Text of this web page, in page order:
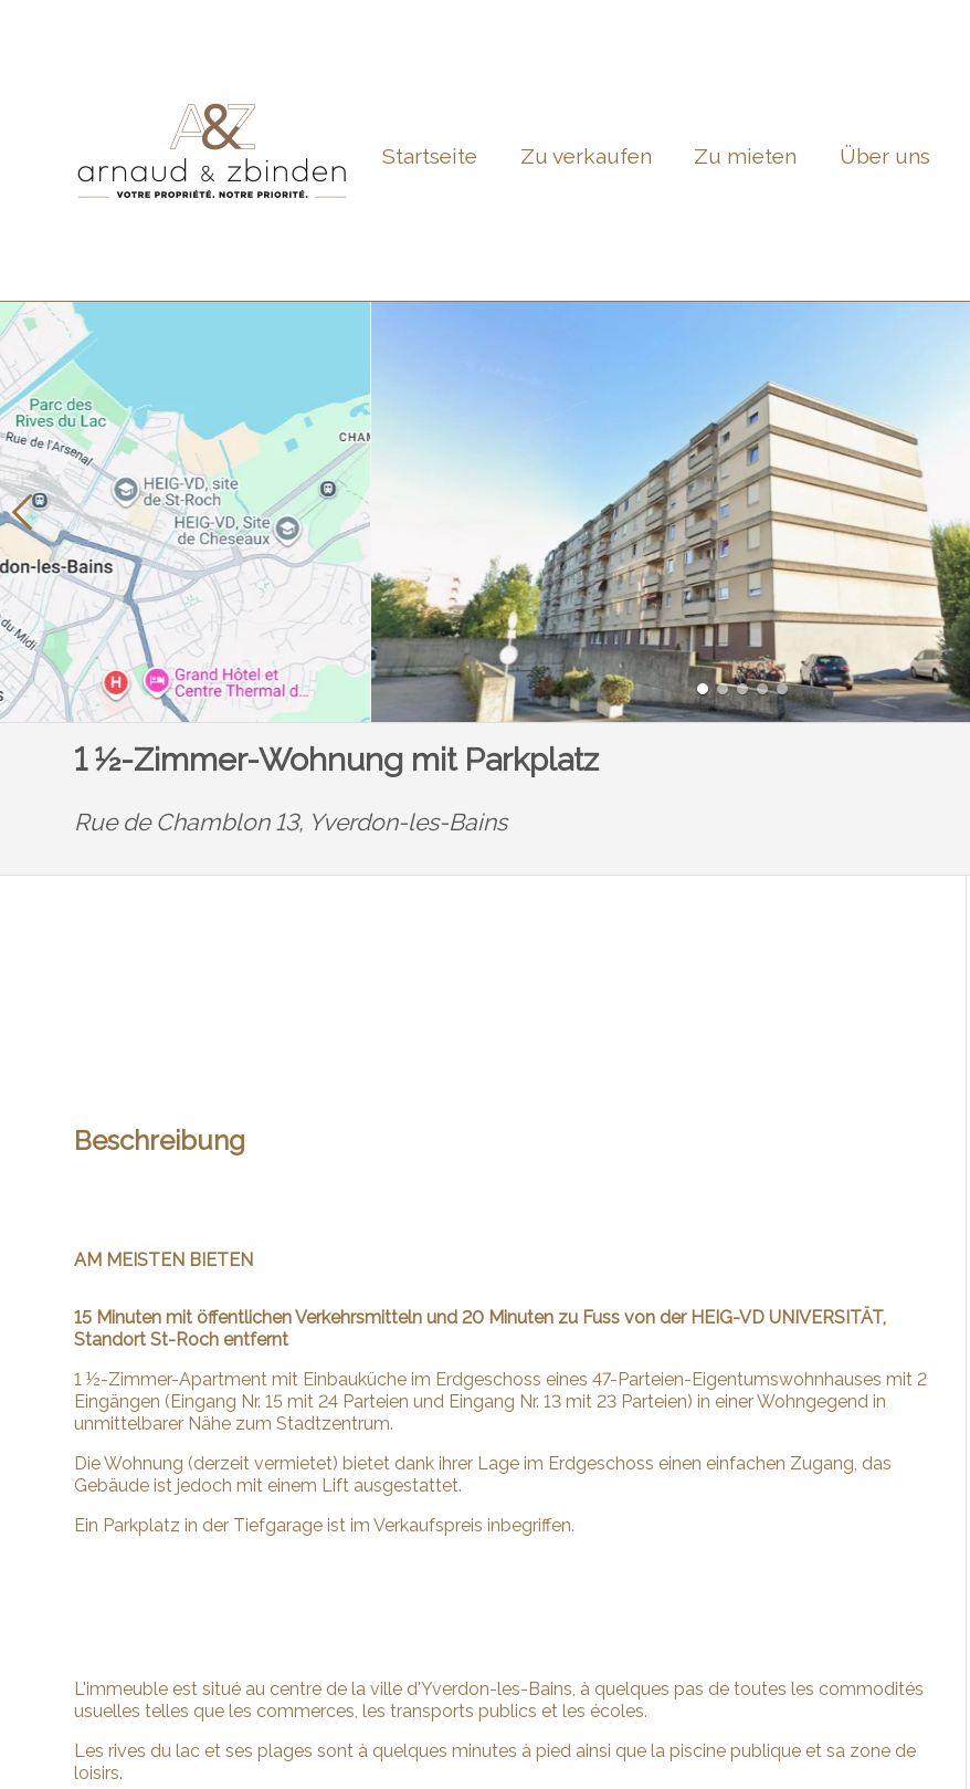
Startseite Zu verkaufen Zu mieten Über uns
1 ½-Zimmer-Wohnung mit Parkplatz
Rue de Chamblon 13, Yverdon-les-Bains
Beschreibung
AM MEISTEN BIETEN
15 Minuten mit öffentlichen Verkehrsmitteln und 20 Minuten zu Fuss von der HEIG-VD UNIVERSITÄT,
Standort St-Roch entfernt
1 ½-Zimmer-Apartment mit Einbauküche im Erdgeschoss eines 47-Parteien-Eigentumswohnhauses mit 2
Eingängen (Eingang Nr. 15 mit 24 Parteien und Eingang Nr. 13 mit 23 Parteien) in einer Wohngegend in
unmittelbarer Nähe zum Stadtzentrum.
Die Wohnung (derzeit vermietet) bietet dank ihrer Lage im Erdgeschoss einen einfachen Zugang, das
Gebäude ist jedoch mit einem Lift ausgestattet.
Ein Parkplatz in der Tiefgarage ist im Verkaufspreis inbegriffen.
L'immeuble est situé au centre de la ville d'Yverdon-les-Bains, à quelques pas de toutes les commodités
usuelles telles que les commerces, les transports publics et les écoles.
Les rives du lac et ses plages sont à quelques minutes à pied ainsi que la piscine publique et sa zone de
loisirs.